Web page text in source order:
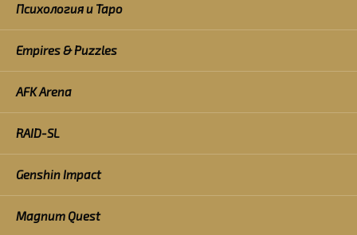
Психология и Таро
Empires & Puzzles
AFK Arena
RAID-SL
Genshin Impact
Magnum Quest